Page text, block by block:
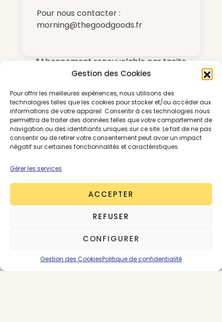
Gestion des Cookies
Pour offrir les meilleures expériences, nous utilisons des
technologies telles que les cookies pour stocker et/ou accéder aux
informations de votre appareil. Consentir à ces technologies nous
permettra de traiter des données telles que votre comportement de
navigation ou des identifiants uniques sur ce site. Le fait de ne pas
consentir ou de retirer votre consentement peut avoir un impact
négatif sur certaines fonctionnalités et caractéristiques.
Gérer les services
ACCEPTER
REFUSER
CONFIGURER
Gestion des CookiesPolitique de confidentialité
Pour nous contacter :
morning@thegoodgoods.fr
*Abonnement renouvelable par tacite
reconduction
SE CONNECTER ABONNEMENTS